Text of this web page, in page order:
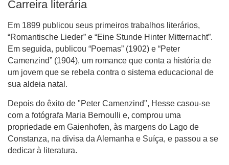
Carreira literária
Em 1899 publicou seus primeiros trabalhos literários,
“Romantische Lieder” e “Eine Stunde Hinter Mitternacht”.
Em seguida, publicou “Poemas” (1902) e “Peter
Camenzind” (1904), um romance que conta a história de
um jovem que se rebela contra o sistema educacional de
sua aldeia natal.
Depois do êxito de "Peter Camenzind", Hesse casou-se
com a fotógrafa Maria Bernoulli e, comprou uma
propriedade em Gaienhofen, às margens do Lago de
Constanza, na divisa da Alemanha e Suíça, e passou a se
dedicar à literatura.